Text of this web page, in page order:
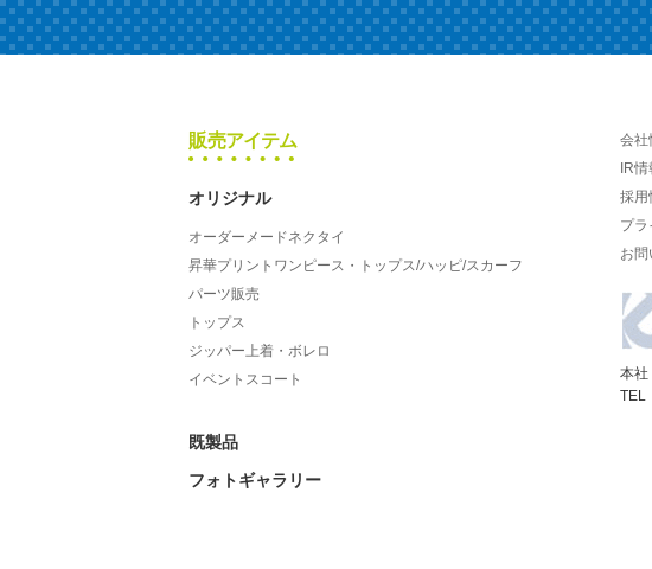
販売アイテム
オリジナル
オーダーメードネクタイ
昇華プリントワンピース・トップス/ハッピ/スカーフ
パーツ販売
トップス
ジッパー上着・ボレロ
イベントスコート
既製品
フォトギャラリー
会社
IR
採用
プ
お問
本
TEL